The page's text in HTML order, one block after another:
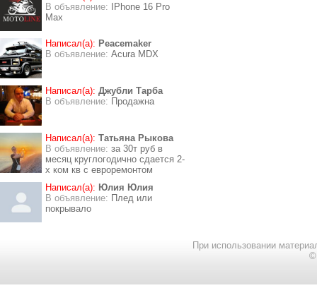
В объявление:
IPhone 16 Pro
Max
Написал(а): Peacemaker
В объявление: Acura MDX
Написал(а): Джубли Тарба
В объявление: Продажна
Написал(а): Татьяна Рыкова
В объявление: за 30т руб в
месяц круглогодично сдается 2-
х ком кв с евроремонтом
Написал(а): Юлия Юлия
В объявление: Плед или
покрывало
При использовании